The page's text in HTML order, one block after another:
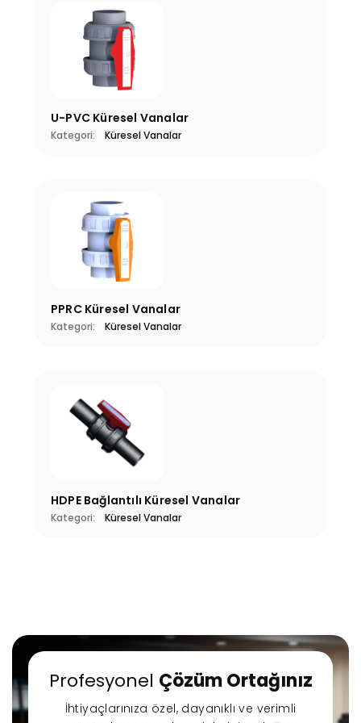
U-PVC Küresel Vanalar
Kategori: Küresel Vanalar
PPRC Küresel Vanalar
Kategori: Küresel Vanalar
HDPE Bağlantılı Küresel Vanalar
Kategori: Küresel Vanalar
Profesyonel Çözüm Ortağınız
İhtiyaçlarınıza özel, dayanıklı ve verimli